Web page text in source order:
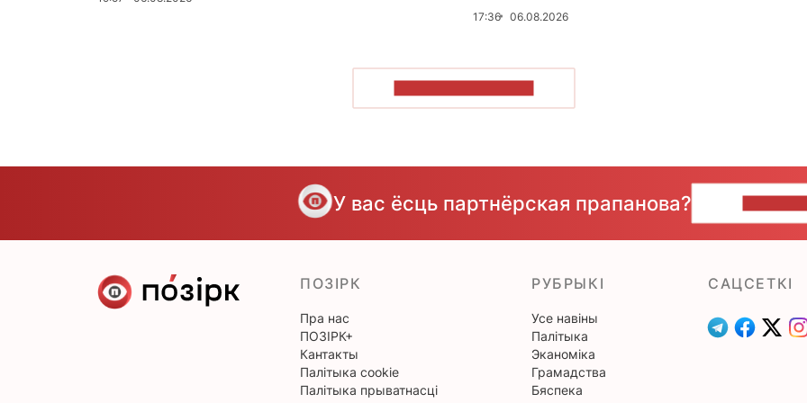
17:36 06.08.2026
У вас ёсць партнёрская прапанова?
ПОЗІРК
Пра нас
ПОЗІРК+
Кантакты
Палітыка cookie
Палітыка прыватнасці
РУБРЫКІ
Усе навіны
Палітыка
Эканоміка
Грамадства
Бяспека
САЦСЕТКІ